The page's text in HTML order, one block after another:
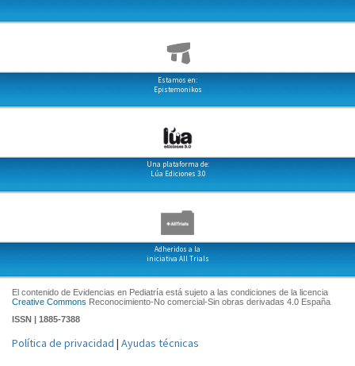
Estamos en:
Epistemonikos
Una plataforma de:
Lúa Ediciones 3.0
Adheridos a la
iniciativa All Trials
El contenido de Evidencias en Pediatría está sujeto a las condiciones de la licencia
Creative Commons Reconocimiento-No comercial-Sin obras derivadas 4.0 España
ISSN | 1885-7388
Política de privacidad | Ayudas técnicas